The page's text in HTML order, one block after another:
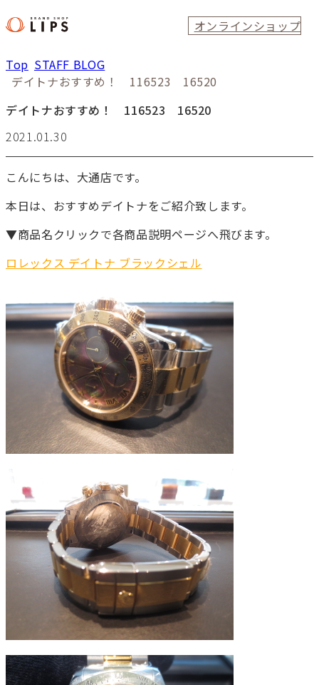
オンラインショップ
Top STAFF BLOG
デイトナおすすめ！ 116523 16520
デイトナおすすめ！ 116523 16520
2021.01.30
こんにちは、大通店です。
本日は、おすすめデイトナをご紹介致します。
▼商品名クリックで各商品説明ページへ飛びます。
ロレックス デイトナ ブラックシェル